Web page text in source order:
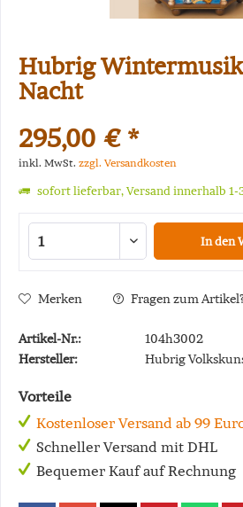
Hubrig
Nacht
295,00 € *
inkl. MwSt. zzgl. Versandkosten
sofort lieferbar, Versand innerhalb 1-
In den
Merken Fragen zum
Artikel-Nr.:
104h3002
Hersteller:
Hubrig
Vorteile
Kostenloser Versand ab 99
Schneller Versand mit DHL
Bequemer Kauf auf Rechnung